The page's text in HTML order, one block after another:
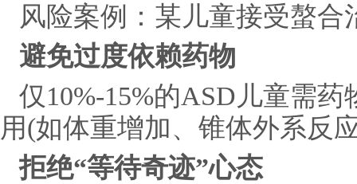
风险案例：某儿童接受螯
避免过度依赖药物
仅10%-15%的ASD儿童需
用(如体重增加、锥体外系反
拒绝“等待奇迹”心态